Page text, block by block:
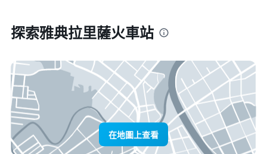
探索雅典拉里薩火車站
在地圖上查看